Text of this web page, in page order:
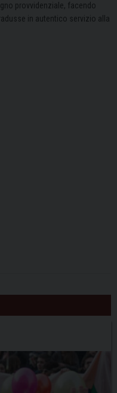
provvidenziale, facendo
in autentico servizio alla